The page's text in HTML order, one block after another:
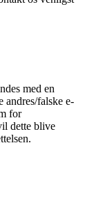
med en
andres/falske e-
for
dette blive